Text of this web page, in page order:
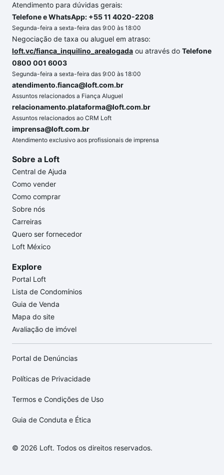
Atendimento para dúvidas gerais:
Telefone e WhatsApp: +55 11 4020-2208
Segunda-feira a sexta-feira das 9:00 às 18:00
Negociação de taxa ou aluguel em atraso:
loft.vc/fianca_inquilino_arealogada ou através do Telefone
0800 001 6003
Segunda-feira a sexta-feira das 9:00 às 18:00
atendimento.fianca@loft.com.br
Assuntos relacionados a Fiança Aluguel
relacionamento.plataforma@loft.com.br
Assuntos relacionados ao CRM Loft
imprensa@loft.com.br
Atendimento exclusivo aos profissionais de imprensa
Sobre a Loft
Central de Ajuda
Como vender
Como comprar
Sobre nós
Carreiras
Quero ser fornecedor
Loft México
Explore
Portal Loft
Lista de Condomínios
Guia de Venda
Mapa do site
Avaliação de imóvel
Portal de Denúncias
Políticas de Privacidade
Termos e Condições de Uso
Guia de Conduta e Ética
© 2026 Loft. Todos os direitos reservados.